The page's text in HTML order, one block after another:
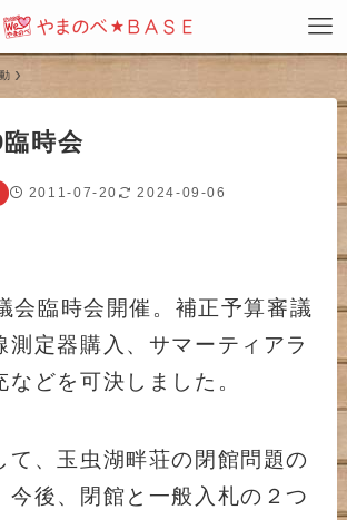
時会
2011-07-20 2024-09-06
会臨時会開催。補正予算審議
測定器購入、サマーティアラ
どを可決しました。
て、玉虫湖畔荘の閉館問題の
今後、閉館と一般入札の２つ